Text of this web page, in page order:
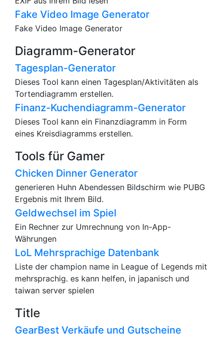
Fake Video Image Generator
Fake Video Image Generator
Diagramm-Generator
Tagesplan-Generator
Dieses Tool kann einen Tagesplan/Aktivitäten als
Tortendiagramm erstellen.
Finanz-Kuchendiagramm-Generator
Dieses Tool kann ein Finanzdiagramm in Form
eines Kreisdiagramms erstellen.
Tools für Gamer
Chicken Dinner Generator
generieren Huhn Abendessen Bildschirm wie PUBG
Ergebnis mit Ihrem Bild.
Geldwechsel im Spiel
Ein Rechner zur Umrechnung von In-App-
Währungen
LoL Mehrsprachige Datenbank
Liste der champion name in League of Legends mit
mehrsprachig. es kann helfen, in japanisch und
taiwan server spielen
Title
GearBest Verkäufe und Gutscheine